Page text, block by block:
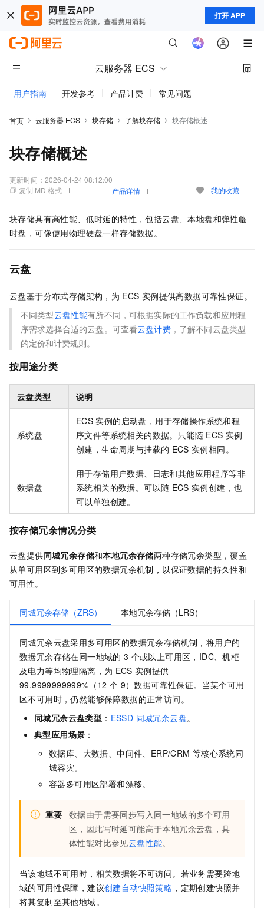
打开 APP
云服务器 ECS
用户指南 开发参考 产品计费 常见问题
首页 云服务器 ECS 块存储 了解块存储 块存储概述
块存储概述
更新时间： 2026-04-24 08:12:00
复制 MD 格式
产品详情 我的收藏
块存储具有高性能、低时延的特性，包括云盘、本地盘和弹性临
时盘，可像使用物理硬盘一样存储数据。
云盘
云盘基于分布式存储架构，为 ECS 实例提供高数据可靠性保证。
不同类型云盘性能有所不同，可根据实际的工作负载和应用程
序需求选择合适的云盘。可查看云盘计费，了解不同云盘类型
的定价和计费规则。
按用途分类
云盘类型 说明
系统盘
ECS 实例的启动盘，用于存储操作系统和程
序文件等系统相关的数据。只能随 ECS 实例
创建，生命周期与挂载的 ECS 实例相同。
数据盘
用于存储用户数据、日志和其他应用程序等非
系统相关的数据。可以随 ECS 实例创建，也
可以单独创建。
按存储冗余情况分类
云盘提供同城冗余存储和本地冗余存储两种存储冗余类型，覆盖
从单可用区到多可用区的数据冗余机制，以保证数据的持久性和
可用性。
同城冗余存储（ZRS） 本地冗余存储（LRS）
同城冗余云盘采用多可用区的数据冗余存储机制，将用户的
数据冗余存储在同一地域的 3 个或以上可用区，IDC、机柜
及电力等均物理隔离，为 ECS 实例提供
99.9999999999%（12 个 9）数据可靠性保证。当某个可用
区不可用时，仍然能够保障数据的正常访问。
同城冗余云盘类型 ： ESSD 同城冗余云盘。
典型应用场景 ：
数据库、大数据、中间件、ERP/CRM 等核心系统同
城容灾。
容器多可用区部署和漂移。
重要 数据由于需要同步写入同一地域的多个可用
区，因此写时延可能高于本地冗余云盘，具
体性能对比参见云盘性能。
当该地域不可用时，相关数据将不可访问。若业务需要跨地
域的可用性保障，建议创建自动快照策略 ，定期创建快照并
将其复制至其他地域。